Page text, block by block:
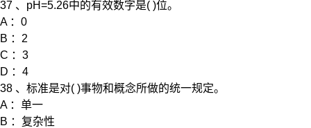
37 、pH=5.26中的有效数字是( )位。
A ：0
B ：2
C ：3
D ：4
38 、标准是对( )事物和概念所做的统一规定。
A ：单一
B ：复杂性